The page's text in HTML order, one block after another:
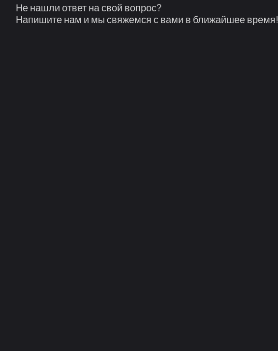
Не нашли ответ на свой вопрос?
Напишите нам и мы свяжемся с вами в ближайшее время!